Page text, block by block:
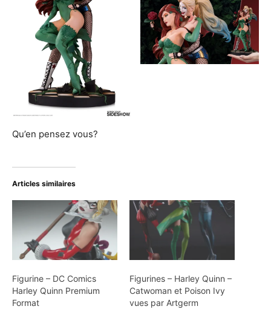
Qu’en pensez vous?
Articles similaires
Figurine – DC Comics
Harley Quinn Premium
Format
Figurines – Harley Quinn –
Catwoman et Poison Ivy
vues par Artgerm